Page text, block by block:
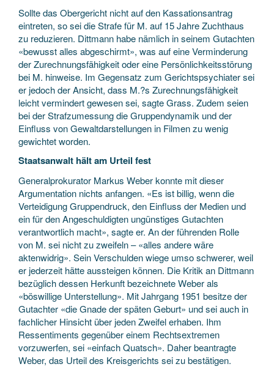
Sollte das Obergericht nicht auf den Kassationsantrag
eintreten, so sei die Strafe für M. auf 15 Jahre Zuchthaus
zu reduzieren. Dittmann habe nämlich in seinem Gutachten
«bewusst alles abgeschirmt», was auf eine Verminderung
der Zurechnungsfähigkeit oder eine Persönlichkeitsstörung
bei M. hinweise. Im Gegensatz zum Gerichtspsychiater sei
er jedoch der Ansicht, dass M.?s Zurechnungsfähigkeit
leicht vermindert gewesen sei, sagte Grass. Zudem seien
bei der Strafzumessung die Gruppendynamik und der
Einfluss von Gewaltdarstellungen in Filmen zu wenig
gewichtet worden.
Staatsanwalt hält am Urteil fest
Generalprokurator Markus Weber konnte mit dieser
Argumentation nichts anfangen. «Es ist billig, wenn die
Verteidigung Gruppendruck, den Einfluss der Medien und
ein für den Angeschuldigten ungünstiges Gutachten
verantwortlich macht», sagte er. An der führenden Rolle
von M. sei nicht zu zweifeln – «alles andere wäre
aktenwidrig». Sein Verschulden wiege umso schwerer, weil
er jederzeit hätte aussteigen können. Die Kritik an Dittmann
bezüglich dessen Herkunft bezeichnete Weber als
«böswillige Unterstellung». Mit Jahrgang 1951 besitze der
Gutachter «die Gnade der späten Geburt» und sei auch in
fachlicher Hinsicht über jeden Zweifel erhaben. Ihm
Ressentiments gegenüber einem Rechtsextremen
vorzuwerfen, sei «einfach Quatsch». Daher beantragte
Weber, das Urteil des Kreisgerichts sei zu bestätigen.